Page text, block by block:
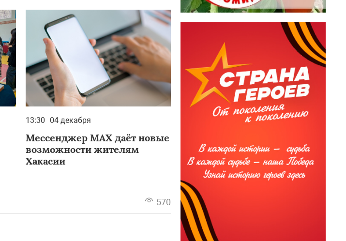
13:30 04 декабря
Мессенджер MAX даёт новые
возможности жителям
Хакасии
570